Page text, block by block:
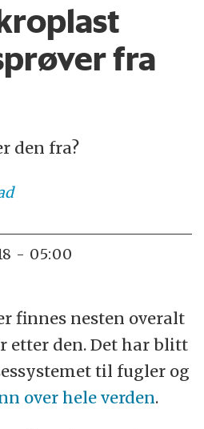
fra
den fra?
- 05:00
finnes nesten overalt
etter den. Det har blitt
til fugler og
over hele verden.